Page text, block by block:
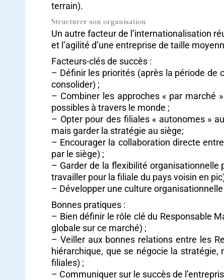
terrain).
Structurer son organisation
Un autre facteur de l’internationalisation
et l’agilité d’une entreprise de taille
Facteurs-clés de succès :
– Définir les priorités (après la période de
consolider) ;
– Combiner les approches « par marché
possibles à travers le monde ;
– Opter pour des filiales « autonomes »
mais garder la stratégie au siège;
– Encourager la collaboration directe
par le siège) ;
– Garder de la flexibilité organisationnelle
travailler pour la filiale du pays voisin en
– Développer une culture
Bonnes pratiques :
– Bien définir le rôle clé du Responsable
globale sur ce marché) ;
– Veiller aux bonnes relations entre les
hiérarchique, que se négocie la
filiales) ;
– Communiquer sur le succès de